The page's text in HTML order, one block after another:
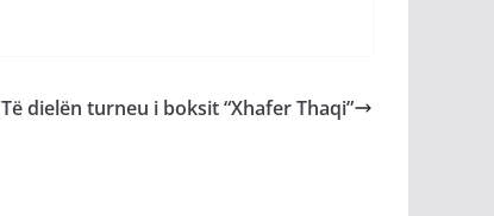
Të dielën turneu i boksit “Xhafer Thaqi”